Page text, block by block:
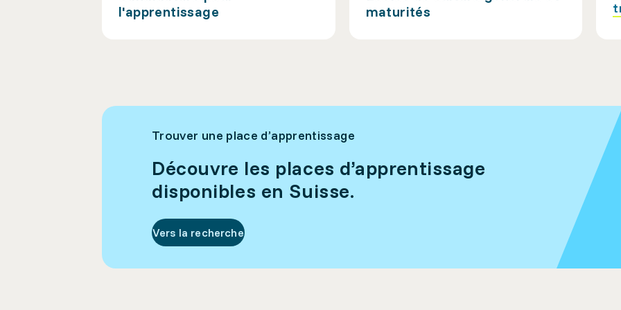
l'apprentissage
maturités
Trouver une place d’apprentissage
Découvre les places d’apprentissage
disponibles en Suisse.
Vers la recherche